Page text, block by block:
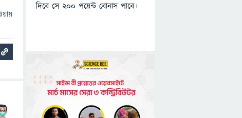
দিবে সে ২০০ পয়েন্ট বোনাস পাবে।